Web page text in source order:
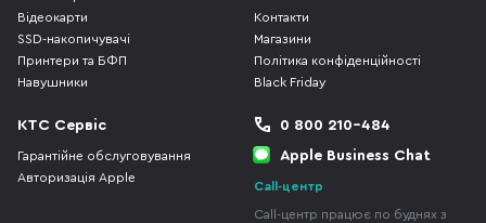
Відеокарти
SSD-накопичувачі
Принтери та БФП
Навушники
Контакти
Магазини
Політика конфіденційності
Black Friday
КТС Сервіс
Гарантійне обслуговування
Авторизація Apple
0 800 210-484
Apple Business Chat
Call-центр
Call-центр працює по буднях з